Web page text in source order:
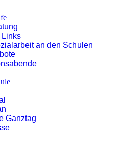
Links
an den Schulen
Ganztag